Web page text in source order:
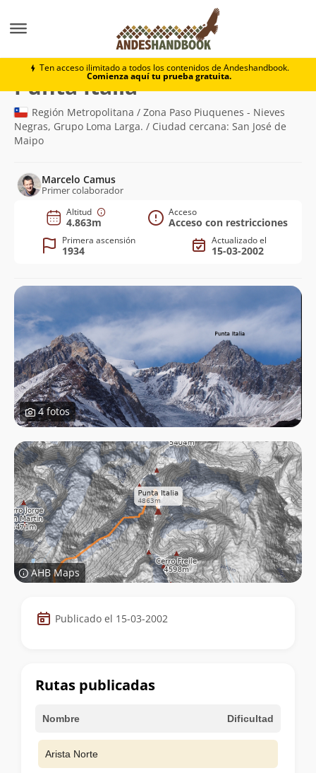
Ten acceso ilimitado a todos los contenidos de Andeshandbook.
Comienza aquí tu prueba gratuita.
Punta Italia
Punta Italia(4.863m)
Región Metropolitana / Zona Paso Piuquenes - Nieves
Negras, Grupo Loma Larga. / Ciudad cercana: San José de
Maipo
Marcelo Camus
Primer colaborador
Altitud
4.863m
Acceso
Acceso con restricciones
Primera ascensión
1934
Actualizado el
15-03-2002
4 fotos
AHB Maps
Datos
de
cumbre
Publicado el 15-03-2002
Rutas publicadas
Nombre Dificultad
Arista Norte